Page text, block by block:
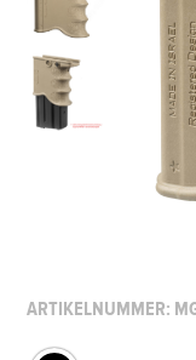
ARTIKELNUMMER: